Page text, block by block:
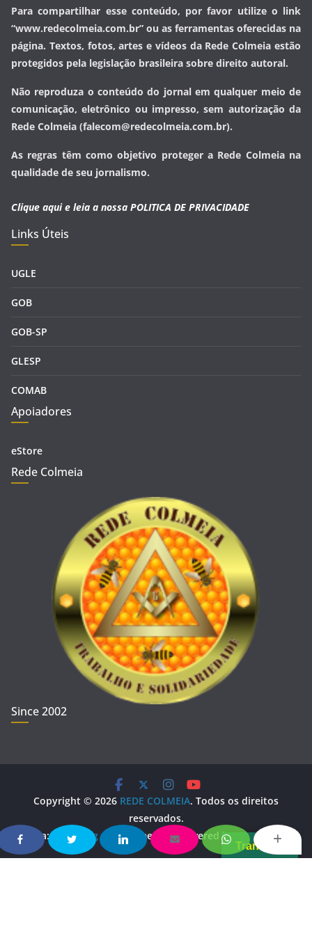
Para compartilhar esse conteúdo, por favor utilize o link
“www.redecolmeia.com.br” ou as ferramentas oferecidas na
página. Textos, fotos, artes e vídeos da Rede Colmeia estão
protegidos pela legislação brasileira sobre direito autoral.
Não reproduza o conteúdo do jornal em qualquer meio de
comunicação, eletrônico ou impresso, sem autorização da
Rede Colmeia (falecom@redecolmeia.com.br).
As regras têm como objetivo proteger a Rede Colmeia na
qualidade de seu jornalismo.
Clique aqui e leia a nossa POLITICA DE PRIVACIDADE
Links Úteis
UGLE
GOB
GOB-SP
GLESP
COMAB
Apoiadores
eStore
Rede Colmeia
Since 2002
Copyright © 2026 REDE COLMEIA. Todos os direitos
reservados.
Tema:ColorMagpor ThemeGrill. Powered by WordPress
Translate